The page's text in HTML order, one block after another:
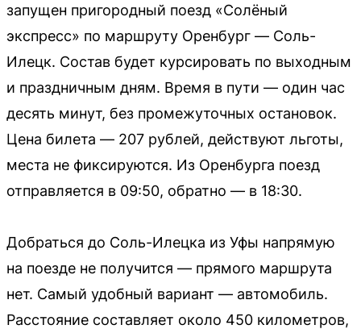
запущен пригородный поезд «Солёный
экспресс» по маршруту Оренбург — Соль-
Илецк. Состав будет курсировать по выходным
и праздничным дням. Время в пути — один час
десять минут, без промежуточных остановок.
Цена билета — 207 рублей, действуют льготы,
места не фиксируются. Из Оренбурга поезд
отправляется в 09:50, обратно — в 18:30.
Добраться до Соль-Илецка из Уфы напрямую
на поезде не получится — прямого маршрута
нет. Самый удобный вариант — автомобиль.
Расстояние составляет около 450 километров,